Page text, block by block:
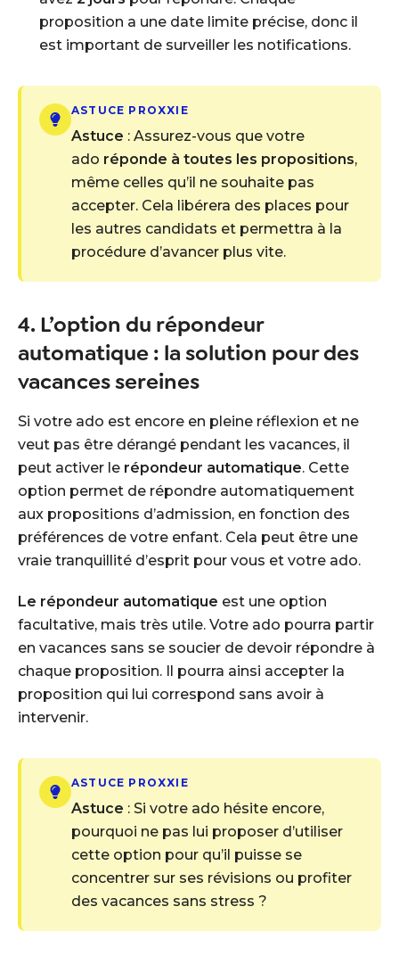
proposition a une date limite précise, donc il
est important de surveiller les notifications.
ASTUCE PROXXIE
Astuce : Assurez-vous que votre
ado réponde à toutes les propositions,
même celles qu’il ne souhaite pas
accepter. Cela libérera des places pour
les autres candidats et permettra à la
procédure d’avancer plus vite.
4. L’option du répondeur
automatique : la solution pour des
vacances sereines
Si votre ado est encore en pleine réflexion et ne
veut pas être dérangé pendant les vacances, il
peut activer le répondeur automatique. Cette
option permet de répondre automatiquement
aux propositions d’admission, en fonction des
préférences de votre enfant. Cela peut être une
vraie tranquillité d’esprit pour vous et votre ado.
Le répondeur automatique est une option
facultative, mais très utile. Votre ado pourra partir
en vacances sans se soucier de devoir répondre à
chaque proposition. Il pourra ainsi accepter la
proposition qui lui correspond sans avoir à
intervenir.
ASTUCE PROXXIE
Astuce : Si votre ado hésite encore,
pourquoi ne pas lui proposer d’utiliser
cette option pour qu’il puisse se
concentrer sur ses révisions ou profiter
des vacances sans stress ?